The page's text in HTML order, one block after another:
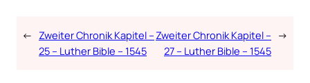
← Zweiter Chronik Kapitel –
25 – Luther Bible – 1545
Zweiter Chronik Kapitel –
27 – Luther Bible – 1545
→